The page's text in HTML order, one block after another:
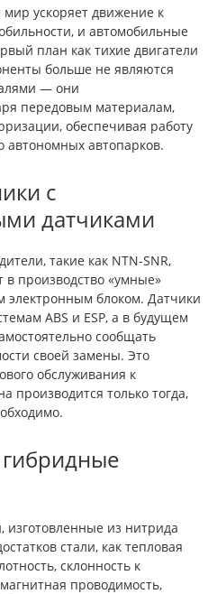
ускоряет движение к
и автомобильные
план как тихие двигатели
больше не являются
— они
передовым материалам,
обеспечивая работу
автономных автопарков.
с
датчиками
такие как NTN-SNR,
производство «умные»
блоком. Датчики
ABS и ESP, а в будущем
сообщать
своей замены. Это
обслуживания к
производится только тогда,
из нитрида
стали, как тепловая
склонность к
проводимость,